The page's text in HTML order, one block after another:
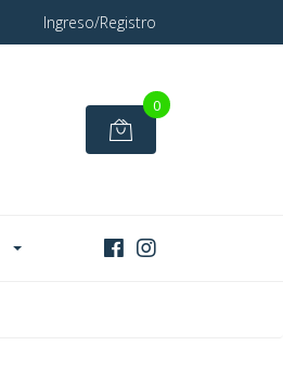
Ingreso/Registro
0